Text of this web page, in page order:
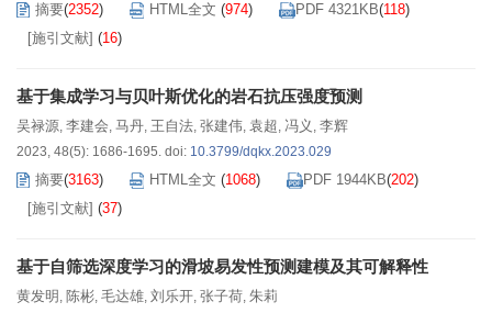
摘要(2352) HTML全文 (974) PDF 4321KB(118)
[施引文献] (16)
基于集成学习与贝叶斯优化的岩石抗压强度预测
吴禄源, 李建会, 马丹, 王自法, 张建伟, 袁超, 冯义 , 李辉
2023, 48(5): 1686-1695. doi: 10.3799/dqkx.2023.029
摘要(3163) HTML全文 (1068) PDF 1944KB(202)
[施引文献] (37)
基于自筛选深度学习的滑坡易发性预测建模及其可解释性
黄发明 , 陈彬, 毛达雄, 刘乐开, 张子荷, 朱莉